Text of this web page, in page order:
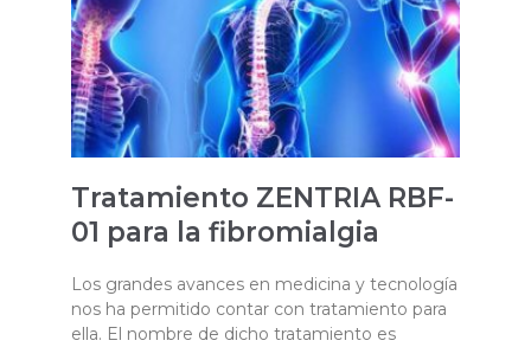
Tratamiento ZENTRIA RBF-
01 para la fibromialgia
Los grandes avances en medicina y tecnología
nos ha permitido contar con tratamiento para
ella. El nombre de dicho tratamiento es